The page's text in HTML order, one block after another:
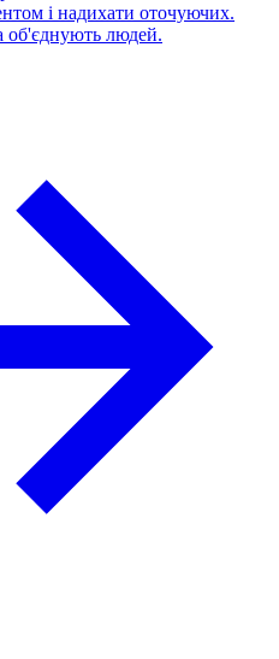
і надихати оточуючих.
об'єднують людей.